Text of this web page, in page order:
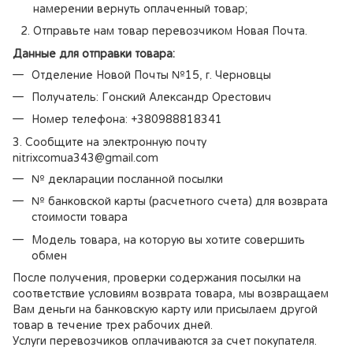
намерении вернуть оплаченный товар;
Отправьте нам товар перевозчиком Новая Почта.
Данные для отправки товара:
Отделение Новой Почты №15, г. Черновцы
Получатель: Гонский Александр Орестович
Номер телефона: +380988818341
3. Сообщите на электронную почту
nitrixcomua343@gmail.com
№ декларации посланной посылки
№ банковской карты (расчетного счета) для возврата
стоимости товара
Модель товара, на которую вы хотите совершить
обмен
После получения, проверки содержания посылки на
соответствие условиям возврата товара, мы возвращаем
Вам деньги на банковскую карту или присылаем другой
товар в течение трех рабочих дней.
Услуги перевозчиков оплачиваются за счет покупателя.